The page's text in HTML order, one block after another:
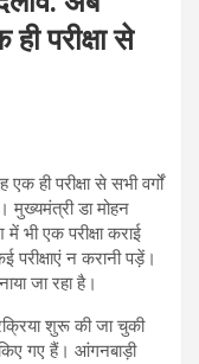
परीक्षा से
ही परीक्षा से सभी वर्गों
मुख्यमंत्री डा मोहन
भी एक परीक्षा कराई
न करानी पड़ें।
जा रहा है।
शुरू की जा चुकी
गए हैं। आंगनबाड़ी